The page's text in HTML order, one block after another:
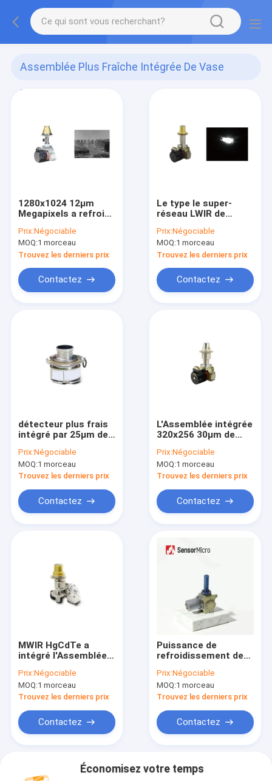
Assemblée Plus Fraîche Intégrée De Vase
Dewar
1280x1024 12μm
Megapixels a refroidi
de détecteur de FPA
Prix:Négociable
MOQ:1 morceau
Trouvez les derniers prix
Contactez
Le type le super-
réseau LWIR de
le détecteur
infrarouge
640x512/15µm
Prix:Négociable
MOQ:1 morceau
Trouvez les derniers prix
Contactez
détecteur plus frais
intégré par 25μm de
du vase Dewar
128x128
Prix:Négociable
MOQ:1 morceau
Trouvez les derniers prix
Contactez
L'Assemblée intégrée
320x256 30μm de
Dewar de haute
performance a
refroidi le détecteur
Prix:Négociable
MOQ:1 morceau
Trouvez les derniers prix
Contactez
MWIR HgCdTe a
intégré l'Assemblée
refroidisseur de vase
Dewar détecteur d'IR
refroidi par 30μm
Prix:Négociable
MOQ:1 morceau
Trouvez les derniers prix
Contactez
Puissance de
refroidissement de
Stirling rotatif
intégral avec 10000h
MTTF et taille
détecteurs
infrarouges refroidis
Prix:Négociable
MOQ:1 morceau
Trouvez les derniers prix
Contactez
Économisez votre temps